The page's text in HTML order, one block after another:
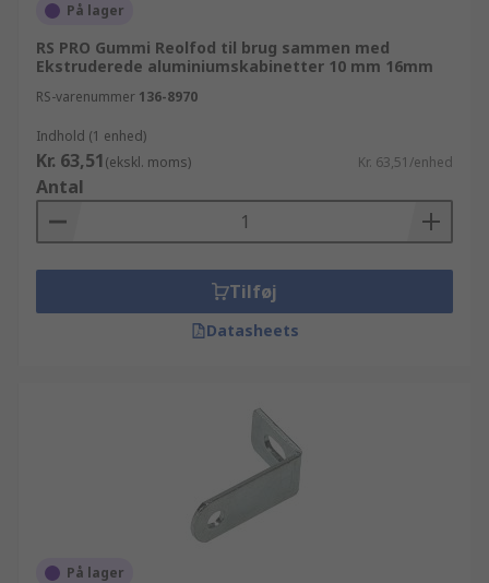
På lager
RS PRO Gummi Reolfod til brug sammen med
Ekstruderede aluminiumskabinetter 10 mm 16mm
RS-varenummer 136-8970
Indhold (1 enhed)
Kr. 63,51(ekskl. moms) Kr. 63,51/enhed
Antal
Tilføj
Datasheets
På lager